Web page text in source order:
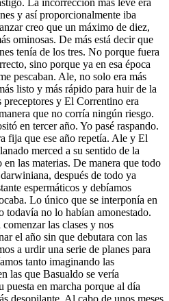
La incorrección más leve era
y así proporcionalmente iba
creo que un máximo de diez,
ominosas. De más está decir que
tenía de los tres. No porque fuera
sino porque ya en esa época
pescaban. Ale, no solo era más
listo y más rápido para huir de la
y El Correntino era
que no corría ningún riesgo.
en tercer año. Yo pasé raspando.
fija que ese año repetía. Ale y El
merced a su sentido de la
las materias. De manera que todo
después de todo ya
espermáticos y debíamos
Lo único que se interponía en
todavía no lo habían amonestado.
las clases y nos
el año sin que debutara con las
a urdir una serie de planes para
tanto imaginando las
las que Basualdo se vería
puesta en marcha porque al día